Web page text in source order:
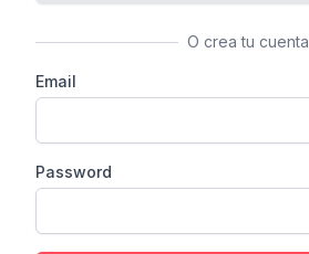
O crea tu cuenta
Email
Password